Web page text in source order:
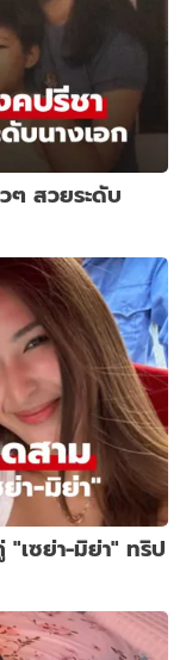
สวยระดับ
เซย่า-มิย่า" ทริป